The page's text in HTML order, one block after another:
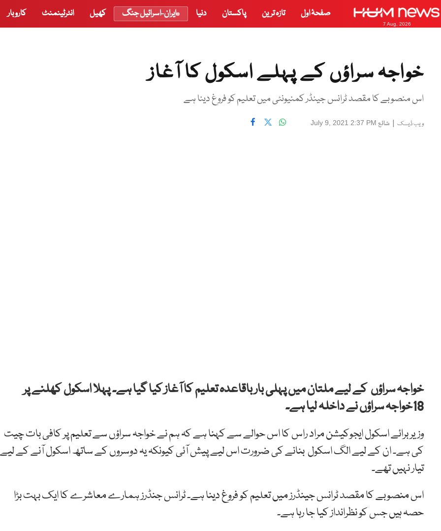
7 Aug, 2026
صفحۂ اول تازہ ترین پاکستان دنیا ایران-اسرائیل جنگ کھیل انٹرٹینمنٹ کاروبار
خواجہ سراؤں کے پہلے اسکول کا آغاز
اس منصوبے کا مقصد ٹرانس جینڈر کمنیونٹی میں تعلیم کو فروغ دینا ہے
ویب ڈیسک | شائع July 9, 2021 2:37 PM
خواجہسراؤں کے لیے ملتان میں پہلی بار باقاعدہ تعلیمکاآغاز کیا گیا ہے۔پہلااسکولکھلنے پر
18خواجہ سراؤں نے داخلہ لیا ہے۔
وزیر برائے اسکول ایجوکیشن مراد راس کا اس حوالے سے کہنا ہے کہ ہم نے خواجہ سراؤں سے تعلیم پر کافی بات چیت
کی ہے۔ ان کے لیے الگ اسکول بنانے کی ضرورت اس لیے پیش آئی کیونکہ یہ دوسروں کے ساتھ اسکول آنے کے لیے
تیار نہیں تھے۔
اس منصوبے کا مقصد ٹرانس جینڈرز میں تعلیم کو فروغ دینا ہے۔ ٹرانس جنڈرز ہمارے معاشرے کا ایک بہت بڑا
حصہ ہیں جس کو نظرانداز کیا جا رہا ہے۔